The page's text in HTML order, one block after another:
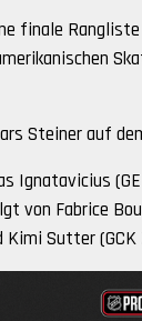
finale
Steiner auf
Ignatavicius
von Fabrice
Kimi Sutter